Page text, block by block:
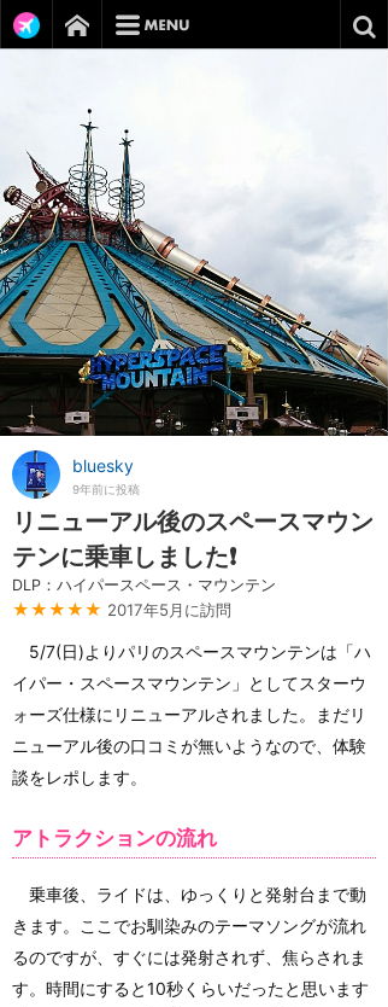
bluesky
9年前に投稿
リニューアル後のスペースマウン
テンに乗車しました❗
DLP：ハイパースペース・マウンテン
★★★★★ 2017年5月に訪問
5/7(日)よりパリのスペースマウンテンは「ハ
イパー・スペースマウンテン」としてスターウ
ォーズ仕様にリニューアルされました。まだリ
ニューアル後の口コミが無いようなので、体験
談をレポします。
アトラクションの流れ
乗車後、ライドは、ゆっくりと発射台まで動
きます。ここでお馴染みのテーマソングが流れ
るのですが、すぐには発射されず、焦らされま
す。時間にすると10秒くらいだったと思います